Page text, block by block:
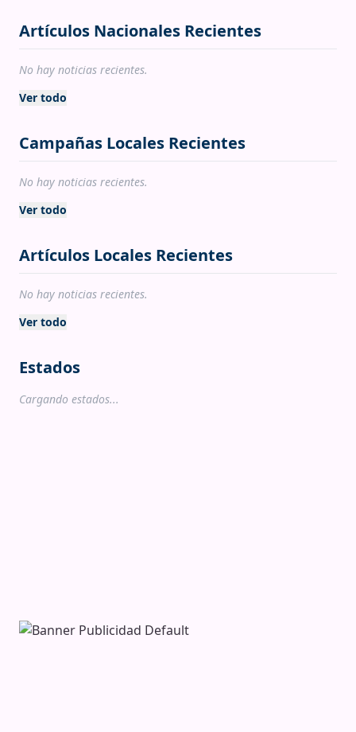
Artículos Nacionales Recientes
No hay noticias recientes.
Ver todo
Campañas Locales Recientes
No hay noticias recientes.
Ver todo
Artículos Locales Recientes
No hay noticias recientes.
Ver todo
Estados
Cargando estados...